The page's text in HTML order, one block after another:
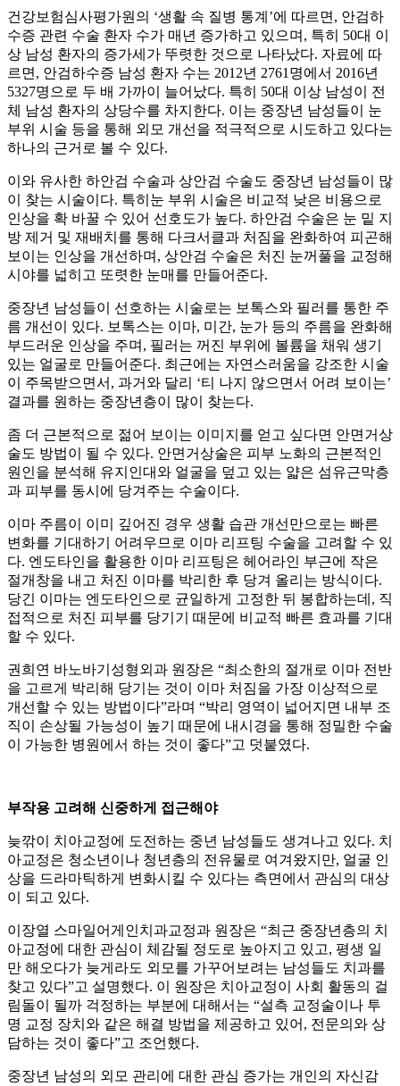
건강보험심사평가원의 ‘생활 속 질병 통계’에 따르면, 안검하
수증 관련 수술 환자 수가 매년 증가하고 있으며, 특히 50대 이
상 남성 환자의 증가세가 뚜렷한 것으로 나타났다. 자료에 따
르면, 안검하수증 남성 환자 수는 2012년 2761명에서 2016년
5327명으로 두 배 가까이 늘어났다. 특히 50대 이상 남성이 전
체 남성 환자의 상당수를 차지한다. 이는 중장년 남성들이 눈
부위 시술 등을 통해 외모 개선을 적극적으로 시도하고 있다는
하나의 근거로 볼 수 있다.
이와 유사한 하안검 수술과 상안검 수술도 중장년 남성들이 많
이 찾는 시술이다. 특히눈 부위 시술은 비교적 낮은 비용으로
인상을 확 바꿀 수 있어 선호도가 높다. 하안검 수술은 눈 밑 지
방 제거 및 재배치를 통해 다크서클과 처짐을 완화하여 피곤해
보이는 인상을 개선하며, 상안검 수술은 처진 눈꺼풀을 교정해
시야를 넓히고 또렷한 눈매를 만들어준다.
중장년 남성들이 선호하는 시술로는 보톡스와 필러를 통한 주
름 개선이 있다. 보톡스는 이마, 미간, 눈가 등의 주름을 완화해
부드러운 인상을 주며, 필러는 꺼진 부위에 볼륨을 채워 생기
있는 얼굴로 만들어준다. 최근에는 자연스러움을 강조한 시술
이 주목받으면서, 과거와 달리 ‘티 나지 않으면서 어려 보이는’
결과를 원하는 중장년층이 많이 찾는다.
좀 더 근본적으로 젊어 보이는 이미지를 얻고 싶다면 안면거상
술도 방법이 될 수 있다. 안면거상술은 피부 노화의 근본적인
원인을 분석해 유지인대와 얼굴을 덮고 있는 얇은 섬유근막층
과 피부를 동시에 당겨주는 수술이다.
이마 주름이 이미 깊어진 경우 생활 습관 개선만으로는 빠른
변화를 기대하기 어려우므로 이마 리프팅 수술을 고려할 수 있
다. 엔도타인을 활용한 이마 리프팅은 헤어라인 부근에 작은
절개창을 내고 처진 이마를 박리한 후 당겨 올리는 방식이다.
당긴 이마는 엔도타인으로 균일하게 고정한 뒤 봉합하는데, 직
접적으로 처진 피부를 당기기 때문에 비교적 빠른 효과를 기대
할 수 있다.
권희연 바노바기성형외과 원장은 “최소한의 절개로 이마 전반
을 고르게 박리해 당기는 것이 이마 처짐을 가장 이상적으로
개선할 수 있는 방법이다”라며 “박리 영역이 넓어지면 내부 조
직이 손상될 가능성이 높기 때문에 내시경을 통해 정밀한 수술
이 가능한 병원에서 하는 것이 좋다”고 덧붙였다.
부작용 고려해 신중하게 접근해야
늦깎이 치아교정에 도전하는 중년 남성들도 생겨나고 있다. 치
아교정은 청소년이나 청년층의 전유물로 여겨왔지만, 얼굴 인
상을 드라마틱하게 변화시킬 수 있다는 측면에서 관심의 대상
이 되고 있다.
이장열 스마일어게인치과교정과 원장은 “최근 중장년층의 치
아교정에 대한 관심이 체감될 정도로 높아지고 있고, 평생 일
만 해오다가 늦게라도 외모를 가꾸어보려는 남성들도 치과를
찾고 있다”고 설명했다. 이 원장은 치아교정이 사회 활동의 걸
림돌이 될까 걱정하는 부분에 대해서는 “설측 교정술이나 투
명 교정 장치와 같은 해결 방법을 제공하고 있어, 전문의와 상
담하는 것이 좋다”고 조언했다.
중장년 남성의 외모 관리에 대한 관심 증가는 개인의 자신감